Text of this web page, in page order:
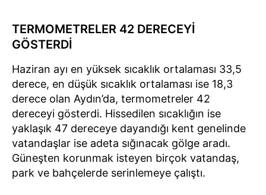
TERMOMETRELER 42 DERECEYİ
GÖSTERDİ
Haziran ayı en yüksek sıcaklık ortalaması 33,5
derece, en düşük sıcaklık ortalaması ise 18,3
derece olan Aydın’da, termometreler 42
dereceyi gösterdi. Hissedilen sıcaklığın ise
yaklaşık 47 dereceye dayandığı kent genelinde
vatandaşlar ise adeta sığınacak gölge aradı.
Güneşten korunmak isteyen birçok vatandaş,
park ve bahçelerde serinlemeye çalıştı.